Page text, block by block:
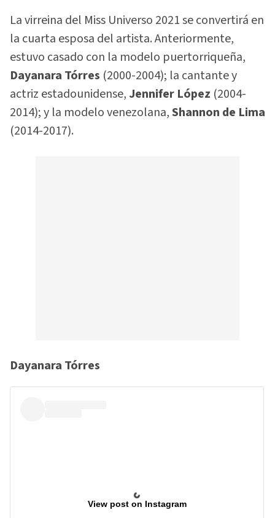
La virreina del Miss Universo 2021 se convertirá en
la cuarta esposa del artista. Anteriormente,
estuvo casado con la modelo puertorriqueña,
Dayanara Tórres (2000-2004); la cantante y
actriz estadounidense,Jennifer López (2004-
2014); y la modelo venezolana,Shannon de Lima
(2014-2017).
Dayanara Tórres
View post on Instagram